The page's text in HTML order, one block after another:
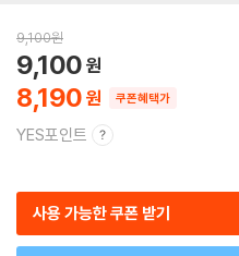
9,100원
8,190
9,100
쿠폰혜택가
YES포인트
사용 가능한 쿠폰 받기